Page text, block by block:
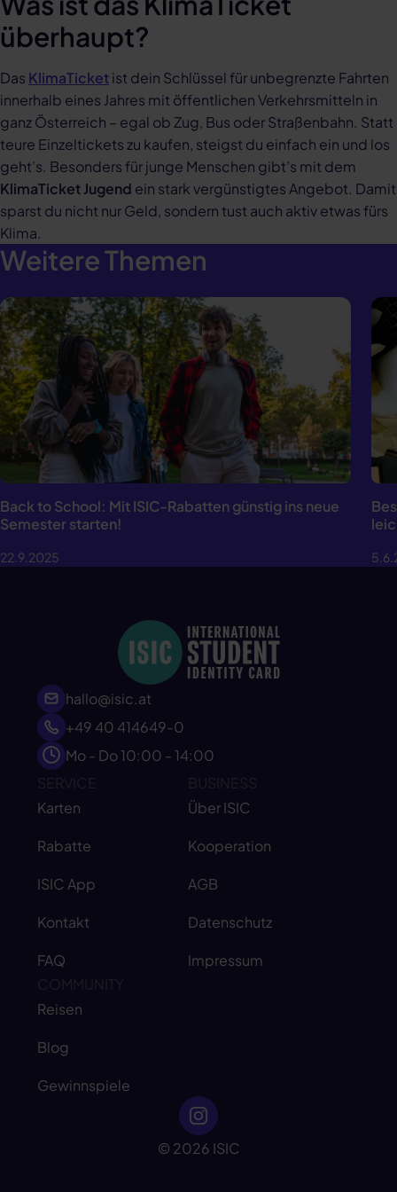
überhaupt?
Das KlimaTicketist dein Schlüssel für unbegrenzte Fahrten
innerhalb eines Jahres mit öffentlichen Verkehrsmitteln in
ganz Österreich – egal ob Zug, Bus oder Straßenbahn. Statt
teure Einzeltickets zu kaufen, steigst du einfach ein und los
geht’s. Besonders für junge Menschen gibt’s mit dem
KlimaTicket Jugend ein stark vergünstigtes Angebot. Damit
sparst du nicht nur Geld, sondern tust auch aktiv etwas fürs
Klima.
Weitere Themen
Back to School: Mit ISIC-Rabatten günstig ins neue
Semester starten!
22.9.2025
hallo@isic.at
+49 40 414649-0
Mo - Do 10:00 - 14:00
Karten
Rabatte
ISIC App
Kontakt
FAQ
Über ISIC
Kooperation
AGB
Datenschutz
Impressum
Reisen
Blog
Gewinnspiele
© 2026 ISIC